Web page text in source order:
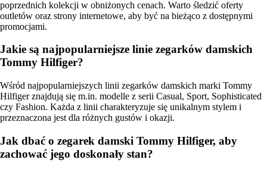
poprzednich kolekcji w obniżonych cenach. Warto śledzić oferty
outletów oraz strony internetowe, aby być na bieżąco z dostępnymi
promocjami.
Jakie są najpopularniejsze linie zegarków damskich
Tommy Hilfiger?
Wśród najpopularniejszych linii zegarków damskich marki Tommy
Hilfiger znajdują się m.in. modelle z serii Casual, Sport, Sophisticated
czy Fashion. Każda z linii charakteryzuje się unikalnym stylem i
przeznaczona jest dla różnych gustów i okazji.
Jak dbać o zegarek damski Tommy Hilfiger, aby
zachować jego doskonały stan?